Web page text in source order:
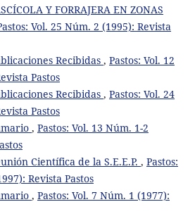
Y FORRAJERA EN ZONAS
Vol. 25 Núm. 2 (1995): Revista
Recibidas , Pastos: Vol. 12
Pastos
Recibidas , Pastos: Vol. 24
Pastos
, Pastos: Vol. 13 Núm. 1-2
Científica de la S.E.E.P. , Pastos:
Revista Pastos
, Pastos: Vol. 7 Núm. 1 (1977):